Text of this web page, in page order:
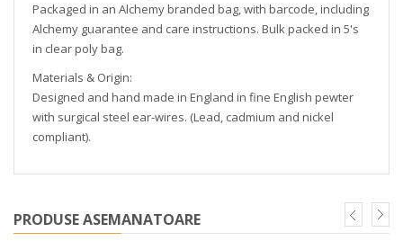
Packaged in an Alchemy branded bag, with barcode, including
Alchemy guarantee and care instructions. Bulk packed in 5's
in clear poly bag.
Materials & Origin:
Designed and hand made in England in fine English pewter
with surgical steel ear-wires. (Lead, cadmium and nickel
compliant).
PRODUSE ASEMANATOARE